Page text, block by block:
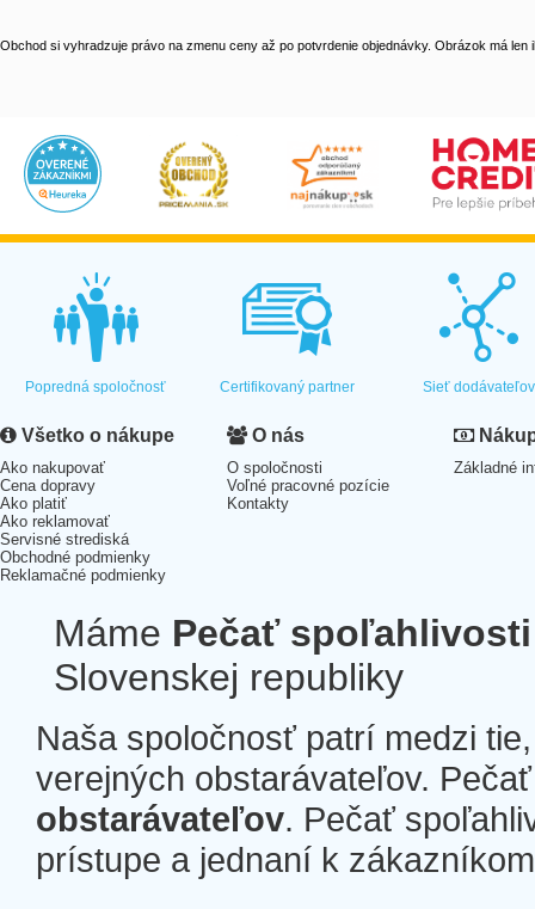
Obchod si vyhradzuje právo na zmenu ceny až po potvrdenie objednávky. Obrázok má len
Popredná spoločnosť Certifikovaný partner Sieť dodávateľov
Všetko o nákupe
Ako nakupovať
Cena dopravy
Ako platiť
Ako reklamovať
Servisné strediská
Obchodné podmienky
Reklamačné podmienky
O nás
O spoločnosti
Voľné pracovné pozície
Kontakty
Základné
Máme Pečať spoľahlivosti
Slovenskej republiky
Naša spoločnosť patrí medzi
verejných obstarávateľov.
obstarávateľov. Pečať
prístupe a jednaní k